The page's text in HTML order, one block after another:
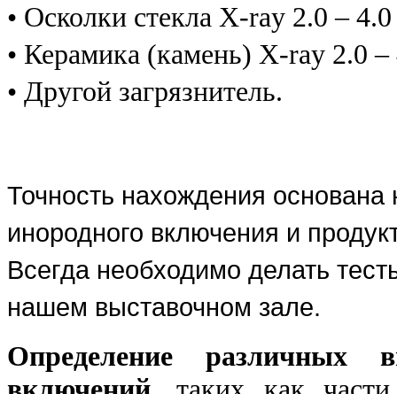
• Осколки стекла X-ray 2.0 –
• Керамика (камень) X-ray 2.0
• Другой загрязнитель.
Точность нахождения основана
инородного включения и
Всегда необходимо делать
нашем выставочном зале.
Определение различных